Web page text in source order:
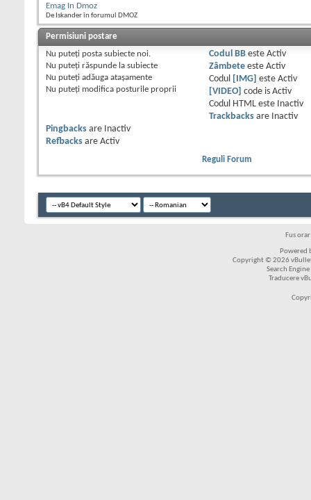
Emag In Dmoz
De Iskander în forumul DMOZ
Permisiuni postare
Nu puteţi posta subiecte noi.
Nu puteţi răspunde la subiecte
Nu puteţi adăuga ataşamente
Nu puteţi modifica posturile proprii
Codul BBeste Activ
Zâmbeteeste Activ
Codul
[IMG] este Activ
[VIDEO] code is Activ
Codul HTML este
Inactiv
Trackbacksare
Inactiv
Pingbacks are
Inactiv
Refbacks are Activ
Reguli Forum
Fus
Powered
Copyright © 2026
Search
Traducere